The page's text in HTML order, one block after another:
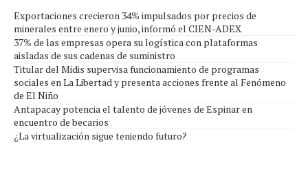
Exportaciones crecieron 34% impulsados por precios de
minerales entre enero y junio, informó el CIEN-ADEX
37% de las empresas opera su logística con plataformas
aisladas de sus cadenas de suministro
Titular del Midis supervisa funcionamiento de programas
sociales en La Libertad y presenta acciones frente al Fenómeno
de El Niño
Antapacay potencia el talento de jóvenes de Espinar en
encuentro de becarios
¿La virtualización sigue teniendo futuro?